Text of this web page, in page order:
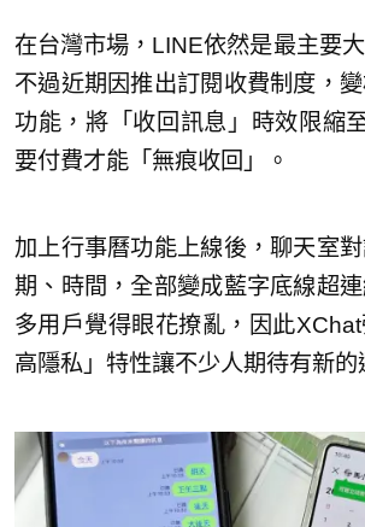
在台灣市場，LINE依然是最主要
不過近期因推出訂閱收費制度，
功能，將「收回訊息」時效限縮
要付費才能「無痕收回」。
加上行事曆功能上線後，聊天室
期、時間，全部變成藍字底線超
多用戶覺得眼花撩亂，因此XChat
高隱私」特性讓不少人期待有新的